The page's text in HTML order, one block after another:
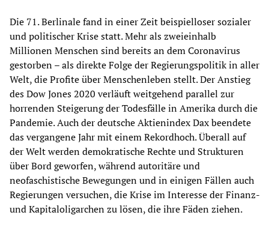
Die 71. Berlinale fand in einer Zeit beispielloser sozialer
und politischer Krise statt. Mehr als zweieinhalb
Millionen Menschen sind bereits an dem Coronavirus
gestorben – als direkte Folge der Regierungspolitik in aller
Welt, die Profite über Menschenleben stellt. Der Anstieg
des Dow Jones 2020 verläuft weitgehend parallel zur
horrenden Steigerung der Todesfälle in Amerika durch die
Pandemie. Auch der deutsche Aktienindex Dax beendete
das vergangene Jahr mit einem Rekordhoch. Überall auf
der Welt werden demokratische Rechte und Strukturen
über Bord geworfen, während autoritäre und
neofaschistische Bewegungen und in einigen Fällen auch
Regierungen versuchen, die Krise im Interesse der Finanz-
und Kapitaloligarchen zu lösen, die ihre Fäden ziehen.